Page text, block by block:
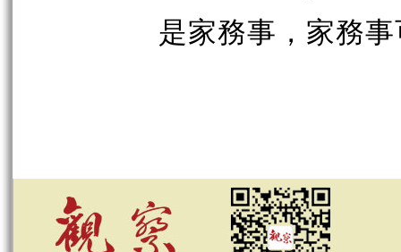
是家務事，家務